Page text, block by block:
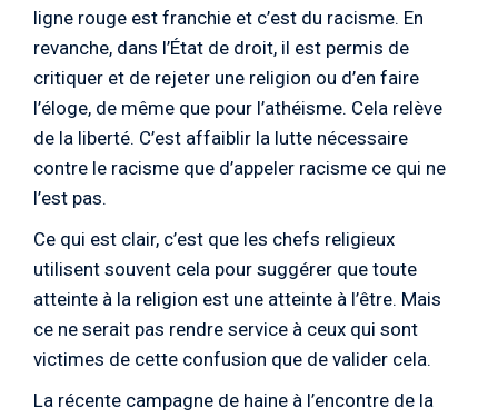
ligne rouge est franchie et c’est du racisme. En
revanche, dans l’État de droit, il est permis de
critiquer et de rejeter une religion ou d’en faire
l’éloge, de même que pour l’athéisme. Cela relève
de la liberté. C’est affaiblir la lutte nécessaire
contre le racisme que d’appeler racisme ce qui ne
l’est pas.
Ce qui est clair, c’est que les chefs religieux
utilisent souvent cela pour suggérer que toute
atteinte à la religion est une atteinte à l’être. Mais
ce ne serait pas rendre service à ceux qui sont
victimes de cette confusion que de valider cela.
La récente campagne de haine à l’encontre de la